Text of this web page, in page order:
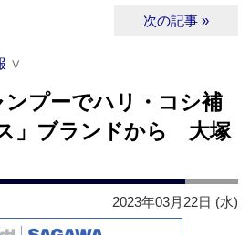
次の記事 »
∨
ンプーでハリ・コシ補
」ブランドから 大塚
2023年03月22日 (水)